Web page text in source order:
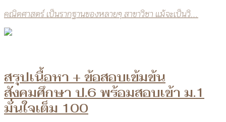
คณิตศาสตร์ เป็นรากฐานของหลายๆ สาขาวิชา แม้จะเป็นวิ...
สรุปเนื้อหา + ข้อสอบเข้มข้น
สังคมศึกษา ป.6 พร้อมสอบเข้า ม.1
มั่นใจเต็ม 100